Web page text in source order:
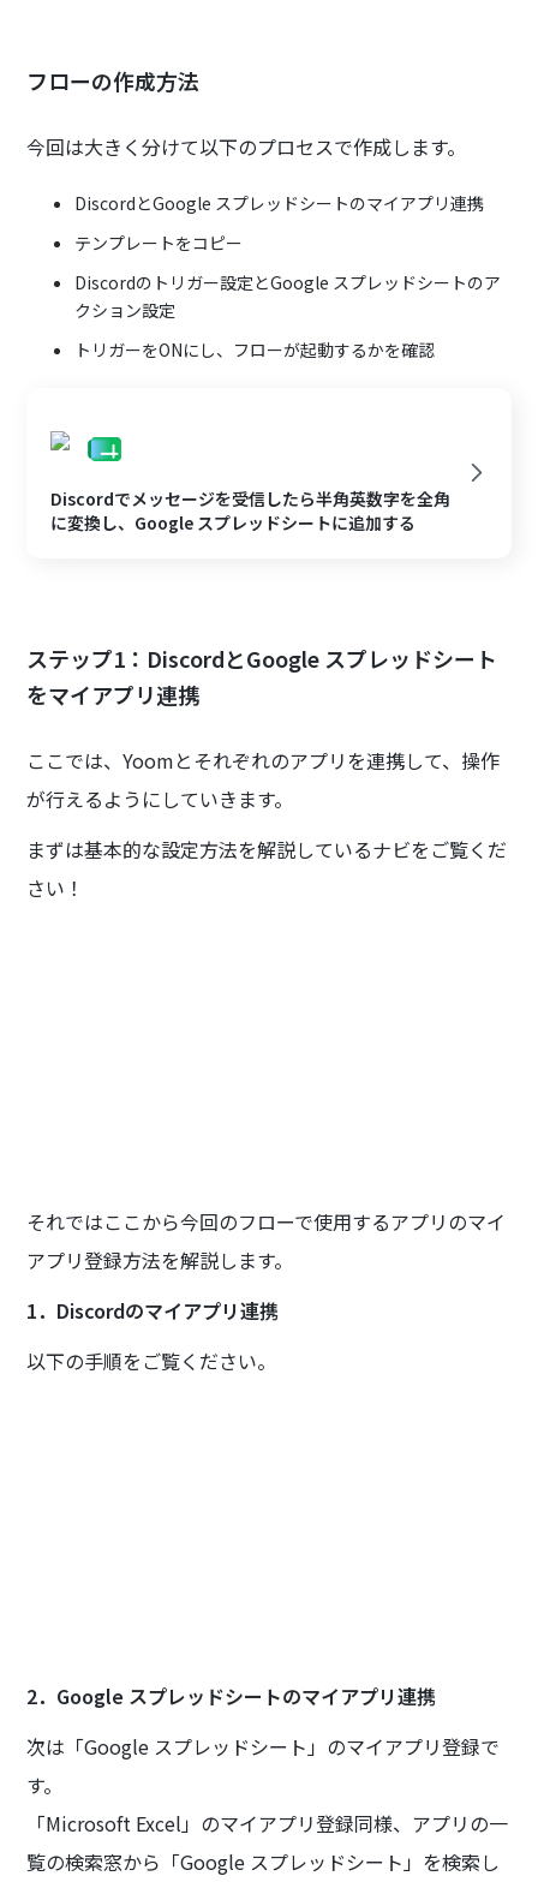
フローの作成方法
今回は大きく分けて以下のプロセスで作成します。
DiscordとGoogle スプレッドシートのマイアプリ連携
テンプレートをコピー
Discordのトリガー設定とGoogle スプレッドシートのア
クション設定
トリガーをONにし、フローが起動するかを確認
Discordでメッセージを受信したら半角英数字を全角
に変換し、Google スプレッドシートに追加する
ステップ1：DiscordとGoogle スプレッドシート
をマイアプリ連携
ここでは、Yoomとそれぞれのアプリを連携して、操作
が行えるようにしていきます。
まずは基本的な設定方法を解説しているナビをご覧くだ
さい！
それではここから今回のフローで使用するアプリのマイ
アプリ登録方法を解説します。
1．Discordのマイアプリ連携
以下の手順をご覧ください。
2．Google スプレッドシートのマイアプリ連携
次は「Google スプレッドシート」のマイアプリ登録で
す。
「Microsoft Excel」のマイアプリ登録同様、アプリの一
覧の検索窓から「Google スプレッドシート」を検索し